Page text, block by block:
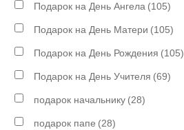
Подарок на День Ангела (105)
Подарок на День Матери (105)
Подарок на День Рождения (105)
Подарок на День Учителя (69)
подарок начальнику (28)
подарок папе (28)